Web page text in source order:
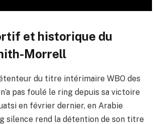
et historique du
Morrell
du titre intérimaire WBO des
pas foulé le ring depuis sa victoire
en février dernier, en Arabie
silence rend la détention de son titre